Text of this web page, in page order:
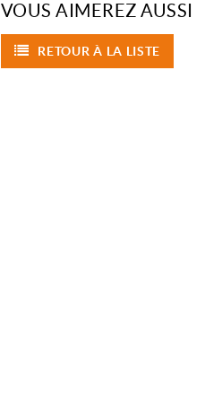
VOUS AIMEREZ AUSSI
RETOUR À LA LISTE